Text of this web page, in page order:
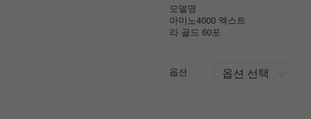
모델명
아미노4000 엑스트
라 골드 60포
옵션